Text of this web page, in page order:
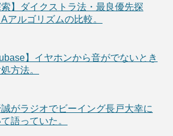
索】ダイクストラ法・最良優先探
アルゴリズムの比較。
】イヤホンから音がでないとき
方法。
がラジオでビーイング長戸大幸に
語っていた。